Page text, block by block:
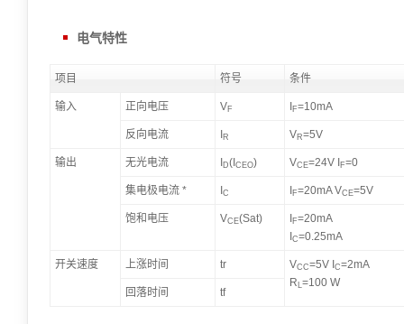
电气特性
项目 符号 条件
输入 正向电压 VF F=10mA
反向电流 R VR=5V
输出 无光电流 D(I CEO) VCE=24V I F=0
集电极电流 * C F=20mA VCE=5V
饱和电压 VCE(Sat) F=20mA
C=0.25mA
开关速度 上涨时间 tr VCC=5V I C=2mA
R L=100 W
回落时间 tf